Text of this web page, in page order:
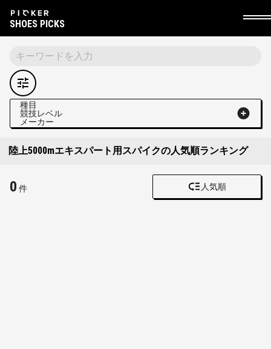
SHOES PICKS
種目
競技レベル
メーカー
陸上5000mエキスパート用スパイクの人気順ランキング
0 件 人気順